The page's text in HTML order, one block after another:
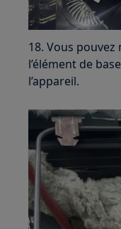
18. Vous
l’élément de
l’appareil.